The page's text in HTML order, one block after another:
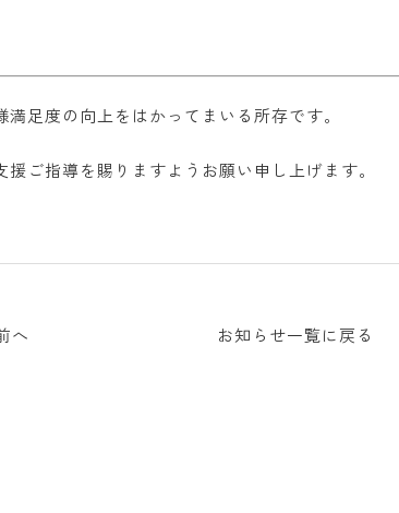
満足度の向上をはかってまいる所存です。
援ご指導を賜りますようお願い申し上げます。
へ お知らせ一覧に戻る